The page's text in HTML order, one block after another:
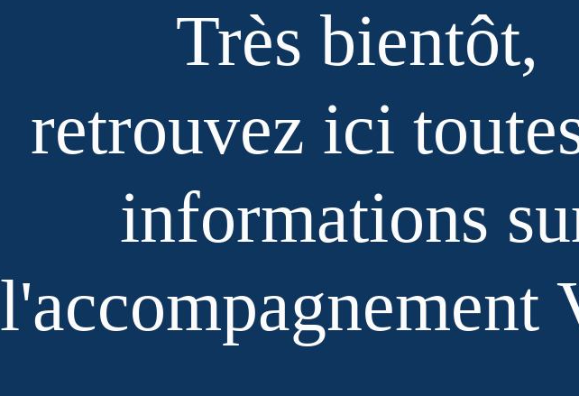
Très bientôt,
retrouvez ici
informations
l'accompagnement